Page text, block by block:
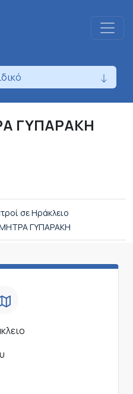
ΓΥΠΑΡΑΚΗ
σε Ηράκλειο
ΓΥΠΑΡΑΚΗ